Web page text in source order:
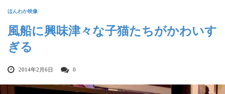
ほんわか映像
風船に興味津々な子猫たちがかわいす
ぎる
2014年2月6日 0